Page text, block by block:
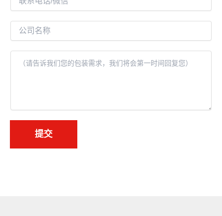
件
*
系
电
话
司
名
提交